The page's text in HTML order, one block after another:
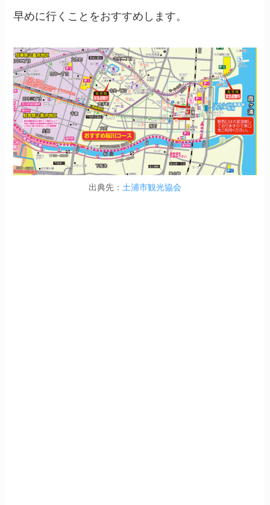
早めに行くことをおすすめします。
出典先： 土浦市観光協会